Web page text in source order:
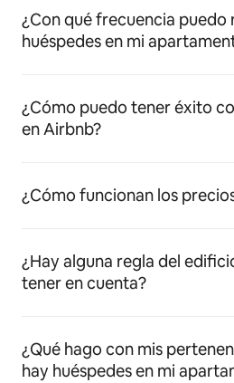
¿Con qué frecuencia puedo
huéspedes en mi
¿Cómo puedo tener éxito
en Airbnb?
¿Cómo funcionan los
¿Hay alguna regla del
tener en cuenta?
¿Qué hago con mis
hay huéspedes en mi